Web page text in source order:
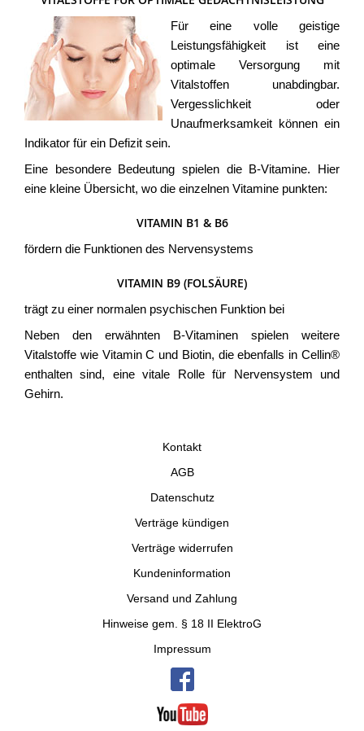
Für eine volle geistige
Leistungsfähigkeit ist eine
optimale Versorgung mit
Vitalstoffen unabdingbar.
Vergesslichkeit oder
Unaufmerksamkeit können ein
Indikator für ein Defizit sein.
Eine besondere Bedeutung spielen die B-Vitamine. Hier
eine kleine Übersicht, wo die einzelnen Vitamine punkten:
VITAMIN B1 & B6
fördern die Funktionen des Nervensystems
VITAMIN B9 (FOLSÄURE)
trägt zu einer normalen psychischen Funktion bei
Neben den erwähnten B-Vitaminen spielen weitere
Vitalstoffe wie Vitamin C und Biotin, die ebenfalls in Cellin®
enthalten sind, eine vitale Rolle für Nervensystem und
Gehirn.
Kontakt
AGB
Datenschutz
Verträge kündigen
Verträge widerrufen
Kundeninformation
Versand und Zahlung
Hinweise gem. § 18 II ElektroG
Impressum